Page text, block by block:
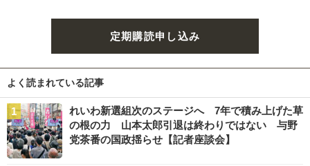
定期購読申し込み
よく読まれている記事
れいわ新選組次のステージへ 7年で積み上げた草
の根の力 山本太郎引退は終わりではない 与野
党茶番の国政揺らせ【記者座談会】